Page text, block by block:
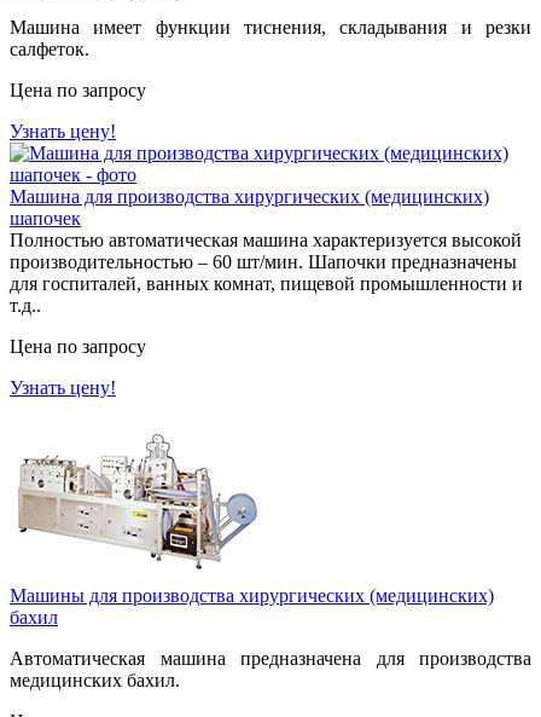
Машина имеет функции тиснения, складывания и резки
салфеток.
Цена по запросу
Узнать цену!
Машина для производства хирургических (медицинских)
шапочек
Полностью автоматическая машина характеризуется высокой
производительностью – 60 шт/мин. Шапочки предназначены
для госпиталей, ванных комнат, пищевой промышленности и
т.д..
Цена по запросу
Узнать цену!
Машины для производства хирургических (медицинских)
бахил
Автоматическая машина предназначена для производства
медицинских бахил.